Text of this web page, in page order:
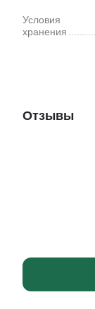
Условия
хранения
Отзывы